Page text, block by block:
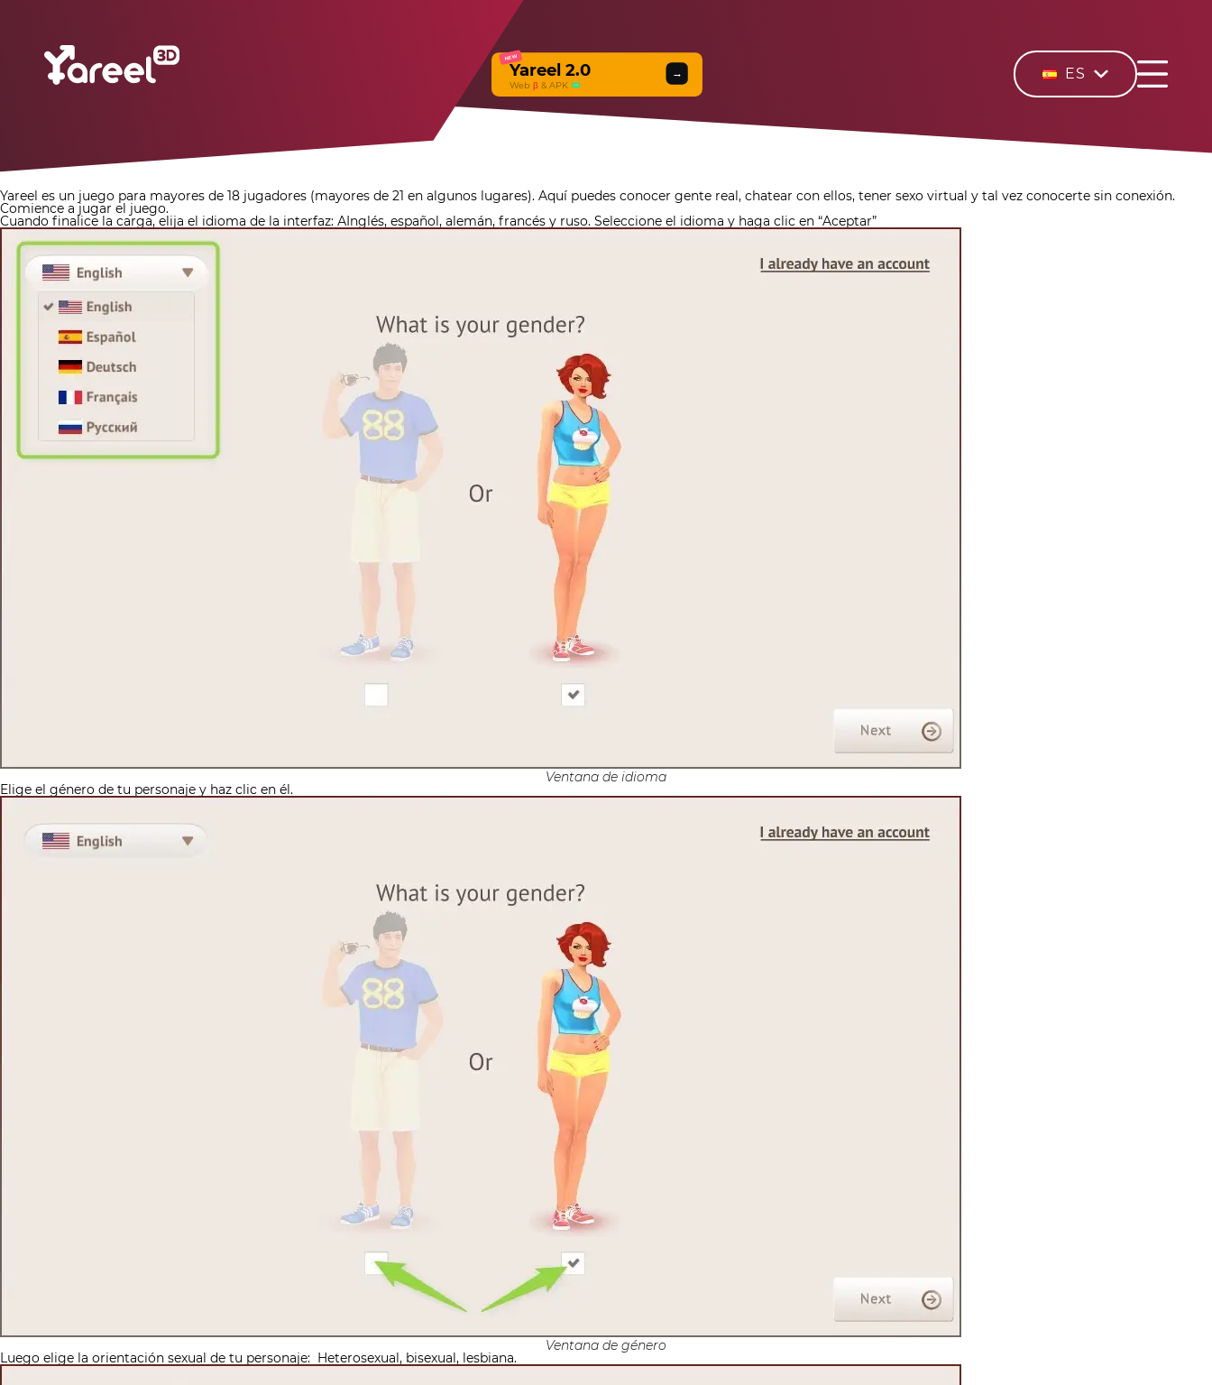
NEW
Yareel 2.0
Web β & APK
→ ES
Yareel es un juego para mayores de 18 jugadores (mayores de 21 en algunos lugares). Aquí puedes conocer gente real, chatear con ellos, tener sexo virtual y tal vez conocerte sin conexión.
Comience a jugar el juego.
Cuando finalice la carga, elija el idioma de la interfaz: АInglés, español, alemán, francés y ruso. Seleccione el idioma y haga clic en “Aceptar”
Ventana de idioma
Elige el género de tu personaje y haz clic en él.
Ventana de género
Luego elige la orientación sexual de tu personaje: Heterosexual, bisexual, lesbiana.